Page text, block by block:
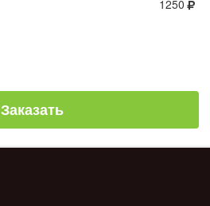
1250
Заказать